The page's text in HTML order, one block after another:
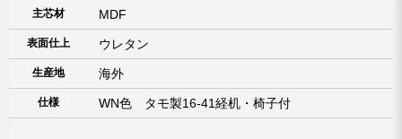
主芯材 MDF
表面仕上 ウレタン
生産地 海外
仕様 WN色 タモ製16-41経机・椅子付